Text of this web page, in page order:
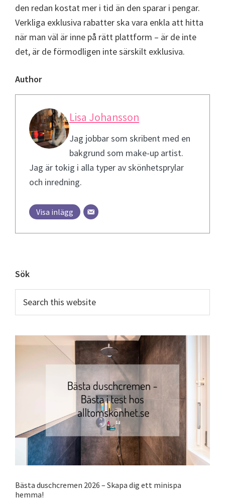
den redan kostat mer i tid än den sparar i pengar.
Verkliga exklusiva rabatter ska vara enkla att hitta
när man väl är inne på rätt plattform – är de inte
det, är de förmodligen inte särskilt exklusiva.
Author
Lisa Johansson
Jag jobbar som skribent med en
bakgrund som make-up artist.
Jag är tokig i alla typer av skönhetsprylar
och inredning.
Visa inlägg
Primary
Sidebar
Sök
this
website
Bästa duschcremen 2026 – Skapa dig ett minispa
hemma!